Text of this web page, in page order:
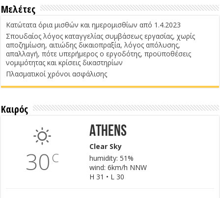
Μελέτες
Κατώτατα όρια μισθών και ημερομισθίων από 1.4.2023
Σπουδαίος λόγος καταγγελίας συμβάσεως εργασίας, χωρίς
αποζημίωση, αιτιώδης δικαιοπραξία, λόγος απόλυσης,
απαλλαγή, πότε υπερήμερος ο εργοδότης, προϋποθέσεις
νομιμότητας και κρίσεις δικαστηρίων
Πλασματικοί χρόνοι ασφάλισης
Καιρός
30C
Athens
Clear Sky
humidity: 51%
wind: 6km/h NNW
H 31 • L 30